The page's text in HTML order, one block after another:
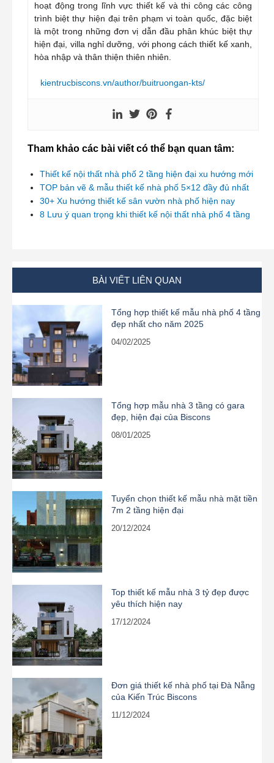
hoạt động trong lĩnh vực thiết kế và thi công các công
trình biệt thự hiện đại trên phạm vi toàn quốc, đặc biệt
là một trong những đơn vị dẫn đầu phân khúc biệt thự
hiện đại, villa nghỉ dưỡng, với phong cách thiết kế xanh,
hòa nhập và thân thiện thiên nhiên.
kientrucbiscons.vn/author/buitruongan-kts/
Tham khảo các bài viết có thể bạn quan tâm:
Thiết kế nội thất nhà phố 2 tầng hiện đại xu hướng mới
TOP bản vẽ & mẫu thiết kế nhà phố 5×12 đầy đủ nhất
30+ Xu hướng thiết kế sân vườn nhà phố hiện nay
8 Lưu ý quan trọng khi thiết kế nội thất nhà phố 4 tầng
BÀI VIẾT LIÊN QUAN
Tổng hợp thiết kế mẫu nhà phố 4 tầng
đẹp nhất cho năm 2025
04/02/2025
Tổng hợp mẫu nhà 3 tầng có gara
đẹp, hiện đại của Biscons
08/01/2025
Tuyển chọn thiết kế mẫu nhà mặt tiền
7m 2 tầng hiện đại
20/12/2024
Top thiết kế mẫu nhà 3 tỷ đẹp được
yêu thích hiện nay
17/12/2024
Đơn giá thiết kế nhà phố tại Đà Nẵng
của Kiến Trúc Biscons
11/12/2024